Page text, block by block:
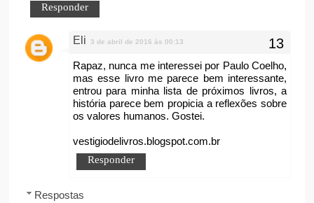
Responder
Eli 3 de abril de 2016 às 00:13
Rapaz, nunca me interessei por Paulo Coelho,
mas esse livro me parece bem interessante,
entrou para minha lista de próximos livros, a
história parece bem propicia a reflexões sobre
os valores humanos. Gostei.
vestigiodelivros.blogspot.com.br
Responder
Respostas